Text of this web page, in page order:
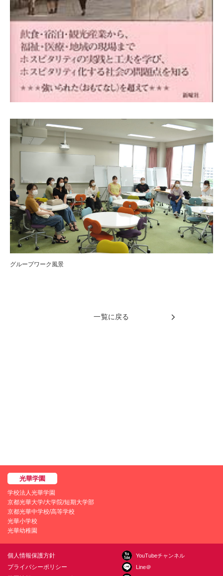
グループワーク風景
一覧に戻る
学校法人光華学園
京都光華大学/大学院/短期大学部
京都光華中学校/高等学校
光華小学校
光華幼稚園
個人情報保護方針
プライバシーポリシー
YouTubeチャンネル
Line＠